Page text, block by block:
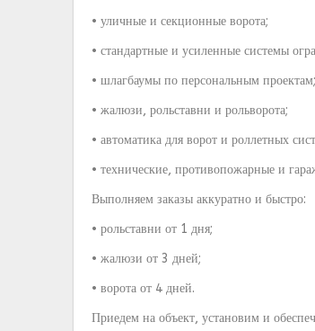
• уличные и секционные ворота;
• стандартные и усиленные системы
• шлагбаумы по персональным проектам;
• жалюзи, рольставни и рольворота;
• автоматика для ворот и роллетных
• технические, противопожарные и
Выполняем заказы аккуратно и быстро:
• рольставни от 1 дня;
• жалюзи от 3 дней;
• ворота от 4 дней.
Приедем на объект, установим и